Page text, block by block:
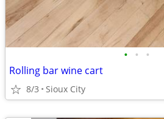
• • •
Rolling bar wine cart
8/3 Sioux City